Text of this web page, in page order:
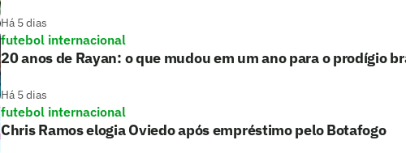
Há 5 dias
futebol internacional
20 anos de Rayan: o que mudou em um ano para o prodígio
Há 5 dias
futebol internacional
Chris Ramos elogia Oviedo após empréstimo pelo Botafogo